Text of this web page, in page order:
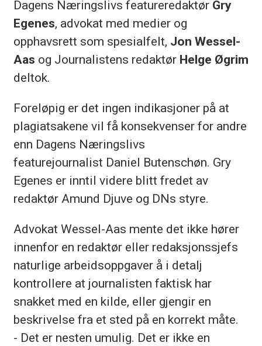
Dagens Næringslivs featureredaktør Gry
Egenes, advokat med medier og
opphavsrett som spesialfelt, Jon Wessel-
Aas og Journalistens redaktør Helge Øgrim
deltok.
Foreløpig er det ingen indikasjoner på at
plagiatsakene vil få konsekvenser for andre
enn Dagens Næringslivs
featurejournalist Daniel Butenschøn. Gry
Egenes er inntil videre blitt fredet av
redaktør Amund Djuve og DNs styre.
Advokat Wessel-Aas mente det ikke hører
innenfor en redaktør eller redaksjonssjefs
naturlige arbeidsoppgaver å i detalj
kontrollere at journalisten faktisk har
snakket med en kilde, eller gjengir en
beskrivelse fra et sted på en korrekt måte.
- Det er nesten umulig. Det er ikke en